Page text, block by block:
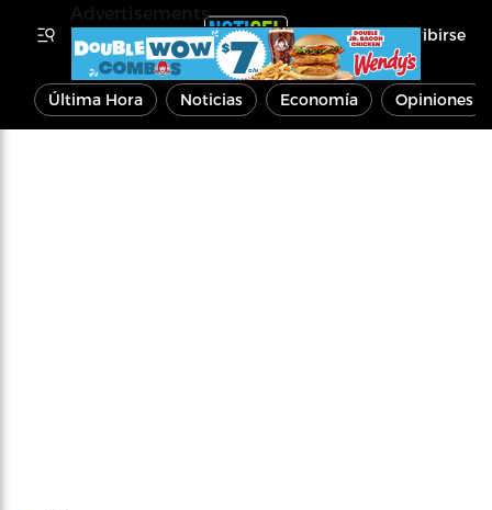
Inscribirse
Última Hora Noticias Economía Opiniones
Advertisements